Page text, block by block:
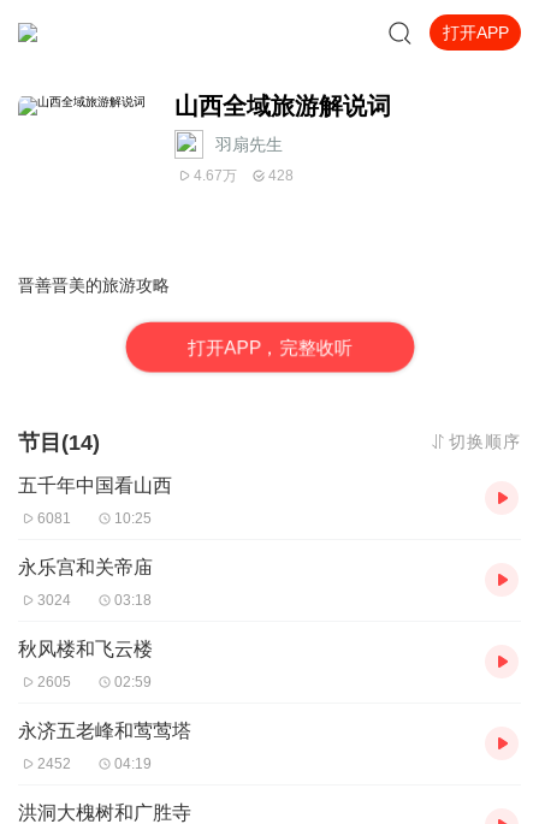
打开APP
山西全域旅游解说词
羽扇先生
4.67万 428
晋善晋美的旅游攻略
打开APP，完整收听
节目(14) 切换顺序
五千年中国看山西
6081 10:25
永乐宫和关帝庙
3024 03:18
秋风楼和飞云楼
2605 02:59
永济五老峰和莺莺塔
2452 04:19
洪洞大槐树和广胜寺